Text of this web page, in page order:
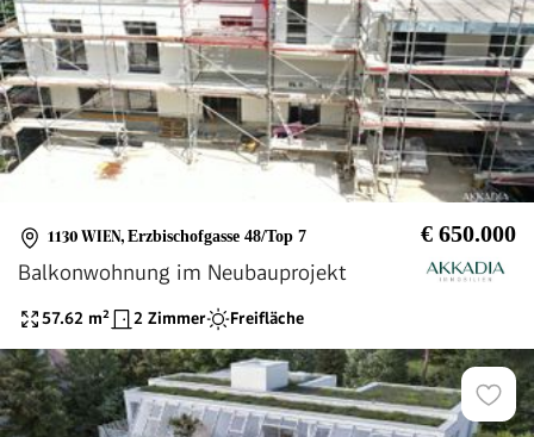
1130 WIEN, Erzbischofgasse 48/Top 7 € 650.000
Balkonwohnung im Neubauprojekt
57.62 m² 2 Zimmer Freifläche